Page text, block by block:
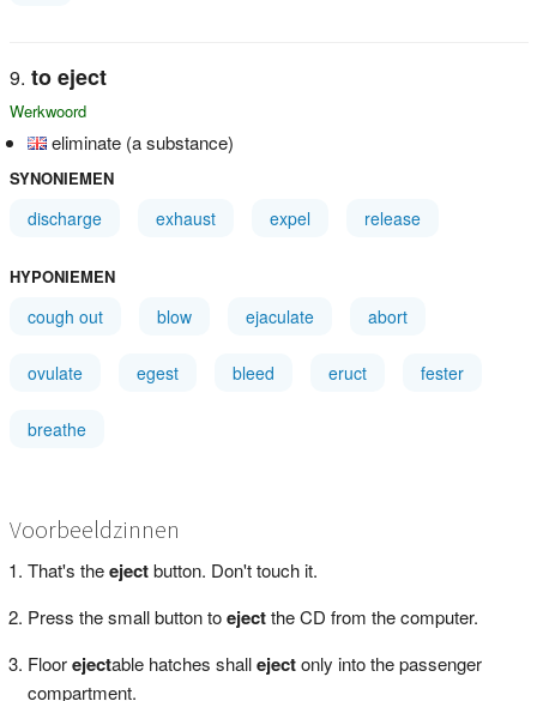
to eject
Werkwoord
eliminate (a substance)
SYNONIEMEN
discharge exhaust expel release
HYPONIEMEN
cough out blow ejaculate abort
ovulate egest bleed eruct fester
breathe
Voorbeeldzinnen
That's theejectbutton. Don't touch it.
Press the small button toejectthe CD from the computer.
Floorejectable hatches shallejectonly into the passenger
compartment.